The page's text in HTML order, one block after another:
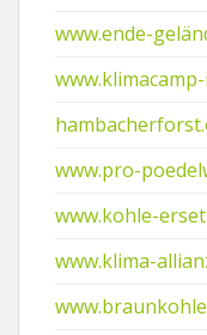
www.ende-
www.pro-
www.kohle-
www.klima-